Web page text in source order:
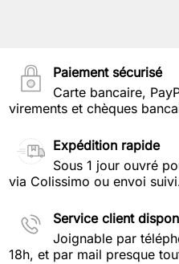
Paiement sécurisé
Carte bancaire,
virements et chèques
Expédition rapide
Sous 1 jour ouvré
via Colissimo ou envoi
Service client
Joignable par
18h, et par mail presque